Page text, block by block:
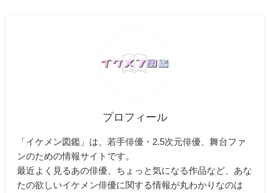
プロフィール
「イケメン図鑑」は、若手俳優・2.5次元俳優、舞台ファ
ンのための情報サイトです。
最近よく見るあの俳優、ちょっと気になる作品など、あな
たの欲しいイケメン俳優に関する情報が丸わかりなのは